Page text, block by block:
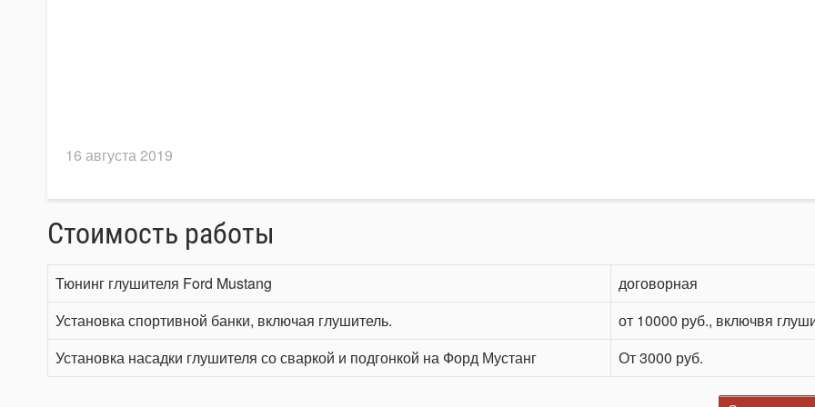
16 августа 2019
Стоимость работы
Тюнинг глушителя Ford Mustang
договорная
Установка спортивной банки, включая глушитель.
от 10000 руб., включвя
Установка насадки глушителя со сваркой и подгонкой на Форд Мустанг
От 3000 руб.